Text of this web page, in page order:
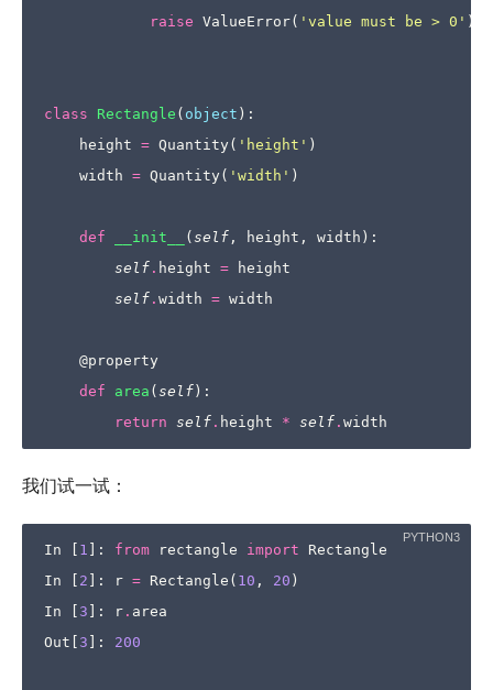
raise ValueError( 'value must be > 0' )
class Rectangle ( object ):
height = Quantity ( 'height' )
width = Quantity ( 'width' )
def __init__ ( self , height , width ):
self . height =
height
self . width = width
@property
def
area ( self ):
return self . height * self . width
我们试一试：
In 1 ]: from rectangle import
Rectangle
In
2 ]: r = Rectangle ( 10 , 20 )
In
3 ]: r . area
Out
3 ]: 200